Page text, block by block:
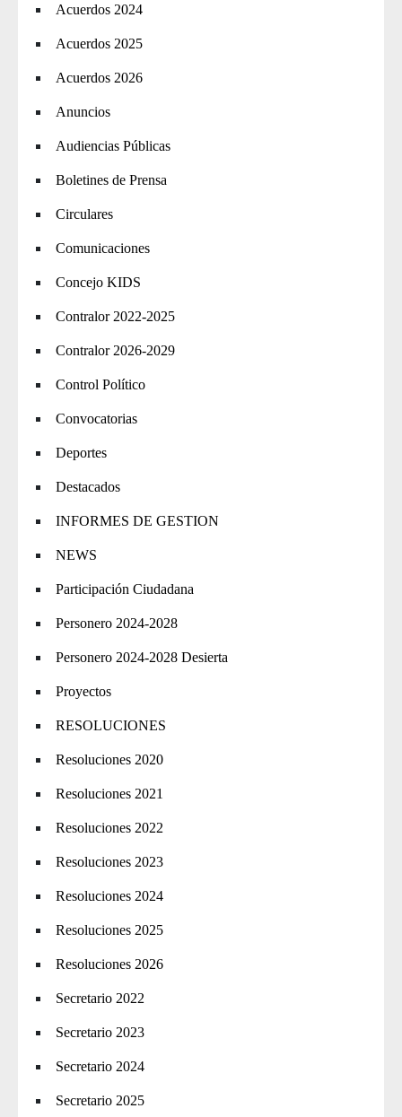
Acuerdos 2024
Acuerdos 2025
Acuerdos 2026
Anuncios
Audiencias Públicas
Boletines de Prensa
Circulares
Comunicaciones
Concejo KIDS
Contralor 2022-2025
Contralor 2026-2029
Control Político
Convocatorias
Deportes
Destacados
INFORMES DE GESTION
NEWS
Participación Ciudadana
Personero 2024-2028
Personero 2024-2028 Desierta
Proyectos
RESOLUCIONES
Resoluciones 2020
Resoluciones 2021
Resoluciones 2022
Resoluciones 2023
Resoluciones 2024
Resoluciones 2025
Resoluciones 2026
Secretario 2022
Secretario 2023
Secretario 2024
Secretario 2025